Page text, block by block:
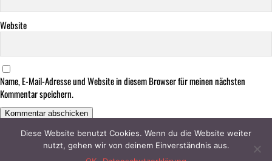
Website
Name, E-Mail-Adresse und Website in diesem Browser für meinen nächsten
Kommentar speichern.
Kontakt |Impressum|Datenschutz
Diese Website benutzt Cookies. Wenn du die Website weiter
nutzt, gehen wir von deinem Einverständnis aus.